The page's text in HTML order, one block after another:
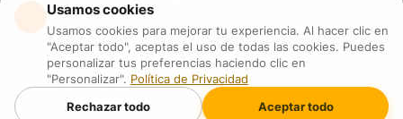
3Bee es el referente de la sostenibilidad, la defensa de
las abejas y la biodiversidad
3Bee S.R.L Via Pastrengo 14, 20159, Milano (MI)
P.IVA: IT09711590969
3Bee GmbHSede legale: Oranienburger Straße 23, 10178
Usamos cookies
Usamos cookies para mejorar tu experiencia. Al hacer clic en
"Aceptar todo", aceptas el uso de todas las cookies. Puedes
personalizar tus preferencias haciendo clic en
"Personalizar". Política de Privacidad
Rechazar todo
Aceptar todo